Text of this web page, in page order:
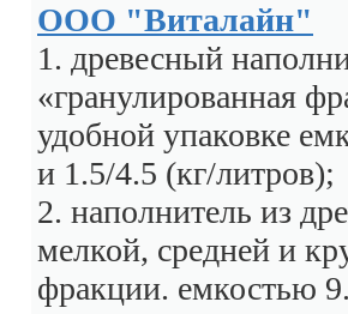
ООО "Виталайн"
1. древесный
«гранулированная
удобной упаковке
и 1.5/4.5 (кг/литров);
2. наполнитель из
мелкой, средней и
фракции. емкостью